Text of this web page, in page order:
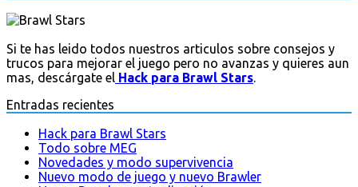
Si te has leido todos nuestros articulos sobre consejos y
trucos para mejorar el juego pero no avanzas y quieres aun
mas, descárgate el Hack para Brawl Stars.
Entradas recientes
Hack para Brawl Stars
Todo sobre MEG
Novedades y modo supervivencia
Nuevo modo de juego y nuevo Brawler